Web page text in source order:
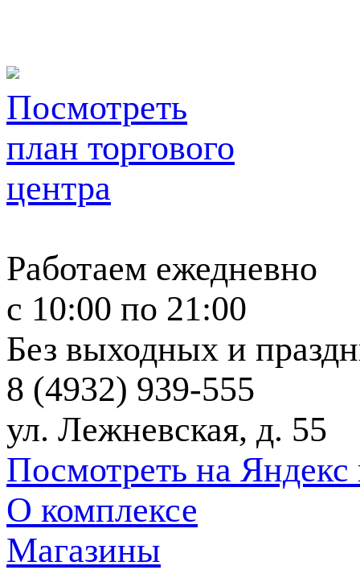
Посмотреть
план торгового
центра
Работаем ежедневно
c 10:00 по 21:00
Без выходных и
8 (4932) 939-555
ул. Лежневская, д. 55
Посмотреть на Яндекс
О комплексе
Магазины